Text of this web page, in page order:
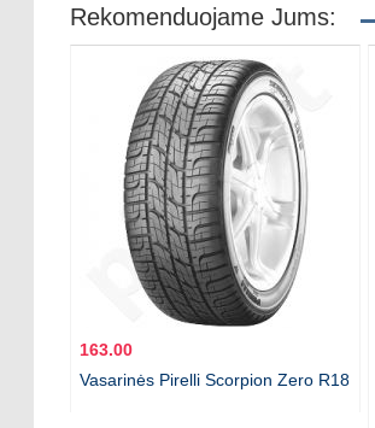
Rekomenduojame Jums:
163.00
Vasarinės Pirelli Scorpion Zero R18